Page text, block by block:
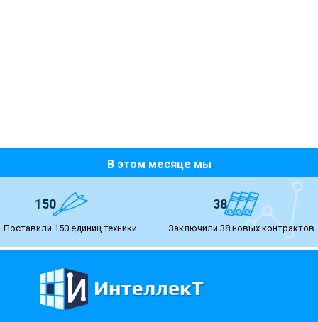
В этом месяце мы
150
Поставили 150 единиц техники
38
Заключили 38 новых контрактов